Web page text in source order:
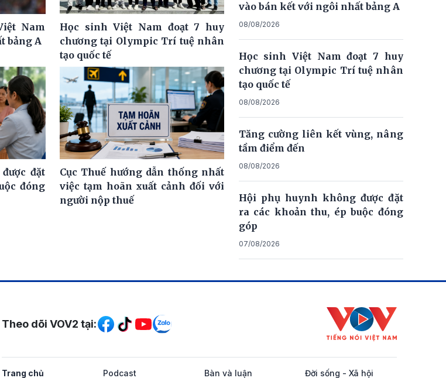
Nam
bảng A
Học sinh Việt Nam đoạt 7 huy
chương tại Olympic Trí tuệ nhân
tạo quốc tế
đặt
đóng
Cục Thuế hướng dẫn thống nhất
việc tạm hoãn xuất cảnh đối với
người nộp thuế
vào bán kết với ngôi nhất bảng A
08/08/2026
Học sinh Việt Nam đoạt 7 huy
chương tại Olympic Trí tuệ nhân
tạo quốc tế
08/08/2026
Tăng cường liên kết vùng, nâng
tầm điểm đến
08/08/2026
Hội phụ huynh không được đặt
ra các khoản thu, ép buộc đóng
góp
07/08/2026
Mạng xã hội
Theo dõi VOV2 tại:
Trang chủ Podcast Bàn và luận Đời sống - Xã hội